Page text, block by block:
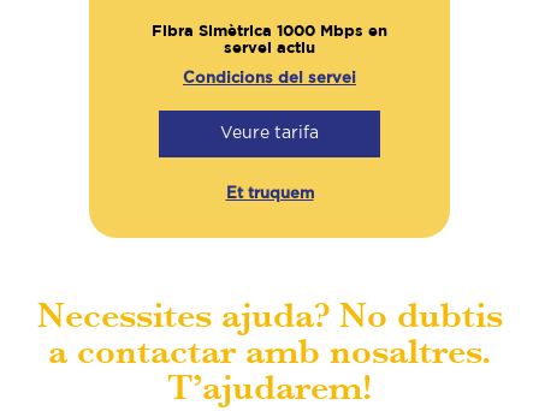
Fibra Simètrica 1000 Mbps en
servei actiu
Condicions del servei
Veure tarifa
Et truquem
Necessites ajuda?No dubtis
a contactar amb nosaltres.
T’ajudarem!